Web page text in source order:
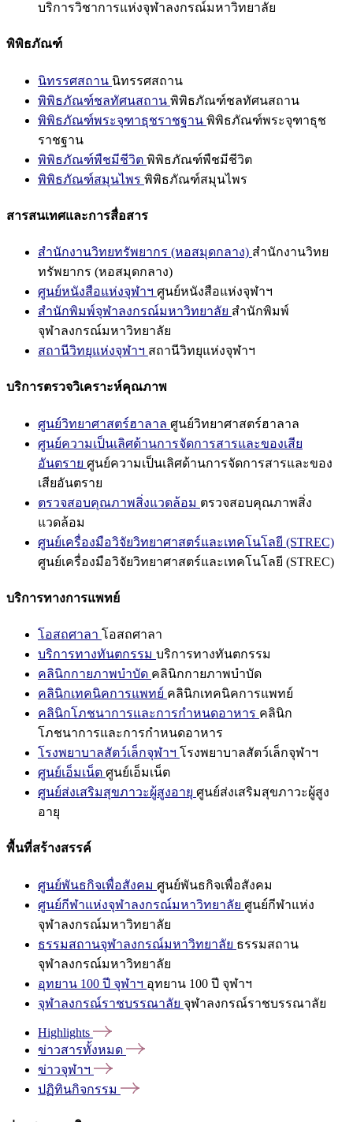
บริการวิชาการแห่งจุฬาลงกรณ์มหาวิทยาลัย
พิพิธภัณฑ์
นิทรรศสถาน นิทรรศสถาน
พิพิธภัณฑ์ชลทัศนสถาน พิพิธภัณฑ์ชลทัศนสถาน
พิพิธภัณฑ์พระจุฑาธุชราชฐาน พิพิธภัณฑ์พระจุฑาธุช
ราชฐาน
พิพิธภัณฑ์พืชมีชีวิต พิพิธภัณฑ์พืชมีชีวิต
พิพิธภัณฑ์สมุนไพร พิพิธภัณฑ์สมุนไพร
สารสนเทศและการสื่อสาร
สำนักงานวิทยทรัพยากร (หอสมุดกลาง) สำนักงานวิทย
ทรัพยากร (หอสมุดกลาง)
ศูนย์หนังสือแห่งจุฬาฯ ศูนย์หนังสือแห่งจุฬาฯ
สำนักพิมพ์จุฬาลงกรณ์มหาวิทยาลัย สำนักพิมพ์
จุฬาลงกรณ์มหาวิทยาลัย
สถานีวิทยุแห่งจุฬาฯ สถานีวิทยุแห่งจุฬาฯ
บริการตรวจวิเคราะห์คุณภาพ
ศูนย์วิทยาศาสตร์ฮาลาล ศูนย์วิทยาศาสตร์ฮาลาล
ศูนย์ความเป็นเลิศด้านการจัดการสารและของเสีย
อันตราย ศูนย์ความเป็นเลิศด้านการจัดการสารและของ
เสียอันตราย
ตรวจสอบคุณภาพสิ่งแวดล้อม ตรวจสอบคุณภาพสิ่ง
แวดล้อม
ศูนย์เครื่องมือวิจัยวิทยาศาสตร์และเทคโนโลยี (STREC)
ศูนย์เครื่องมือวิจัยวิทยาศาสตร์และเทคโนโลยี (STREC)
บริการทางการแพทย์
โอสถศาลา โอสถศาลา
บริการทางทันตกรรม บริการทางทันตกรรม
คลินิกกายภาพบำบัด คลินิกกายภาพบำบัด
คลินิกเทคนิคการแพทย์ คลินิกเทคนิคการแพทย์
คลินิกโภชนาการและการกำหนดอาหาร คลินิก
โภชนาการและการกำหนดอาหาร
โรงพยาบาลสัตว์เล็กจุฬาฯ โรงพยาบาลสัตว์เล็กจุฬาฯ
ศูนย์เอ็มเน็ต ศูนย์เอ็มเน็ต
ศูนย์ส่งเสริมสุขภาวะผู้สูงอายุ ศูนย์ส่งเสริมสุขภาวะผู้สูง
อายุ
พื้นที่สร้างสรรค์
ศูนย์พันธกิจเพื่อสังคม ศูนย์พันธกิจเพื่อสังคม
ศูนย์กีฬาแห่งจุฬาลงกรณ์มหาวิทยาลัย ศูนย์กีฬาแห่ง
จุฬาลงกรณ์มหาวิทยาลัย
ธรรมสถานจุฬาลงกรณ์มหาวิทยาลัย ธรรมสถาน
จุฬาลงกรณ์มหาวิทยาลัย
อุทยาน 100 ปี จุฬาฯ อุทยาน 100 ปี จุฬาฯ
จุฬาลงกรณ์ราชบรรณาลัย จุฬาลงกรณ์ราชบรรณาลัย
Highlights
ข่าวสารทั้งหมด
ข่าวจุฬาฯ
ปฏิทินกิจกรรม